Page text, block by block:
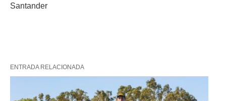
Santander
ENTRADA RELACIONADA